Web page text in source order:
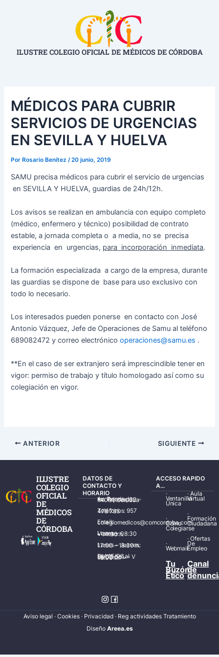
ILUSTRE COLEGIO OFICIAL DE MÉDICOS DE CÓRDOBA
MÉDICOS PARA CUBRIR
SERVICIOS DE URGENCIAS
EN SEVILLA Y HUELVA
PorRosario Benítez /20 junio, 2019
SAMU precisa médicos para cubrir el servicio de urgencias
en SEVILLA Y HUELVA, guardias de 24h/12h.
Los avisos se realizan en ambulancia con equipo completo
(médico, enfermero y técnico) posibilidad de contrato
estable, a jornada completa o a media, no se precisa
experiencia en urgencias, para incorporación inmediata.
La formación especializada a cargo de la empresa, durante
las guardias se dispone de base para uso exclusivo con
todo lo necesario.
Los interesados pueden ponerse en contacto con José
Antonio Vázquez, Jefe de Operaciones de Samu al teléfono
689082472 y correo electrónicooperaciones@samu.es .
**En el caso de ser extranjero será imprescindible tener en
vigor: permiso de trabajo y título homologado así como su
colegiación en vigor.
ANTERIOR SIGUIENTE
ILUSTRE
COLEGIO
OFICIAL
DE
MÉDICOS
DE
CÓRDOBA
DATOS DE
CONTACTO Y
HORARIO
Av. Ronda de los Tejares, 32 – 14001 Córdoba
Teléfonos: 957 478 785
Email: colegiomedicos@comcordoba.com
Lunes – Viernes: 08:30 – 14:30 h.
Lunes – Jueves: 17:00 – 19:30 h.
Del 15/06 al 15/09 de L – V de 08:00 – 15:00 h.
ACCESO RAPIDO
A...
·
Ventanilla
Única
·
Cómo
Colegiarse
·
Webmail
·Aula
Virtual
·
Formación
Ciudadana
·Ofertas
De
Empleo
Tu
Buzón
Ético
Canal
de
Aviso legal · Cookies· Privacidad · Reg actividades Tratamiento
Diseño Areea.es